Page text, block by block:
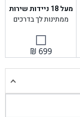
מעל 18 ניידות שירות
ממתינות לך בדרכים
₪ 699